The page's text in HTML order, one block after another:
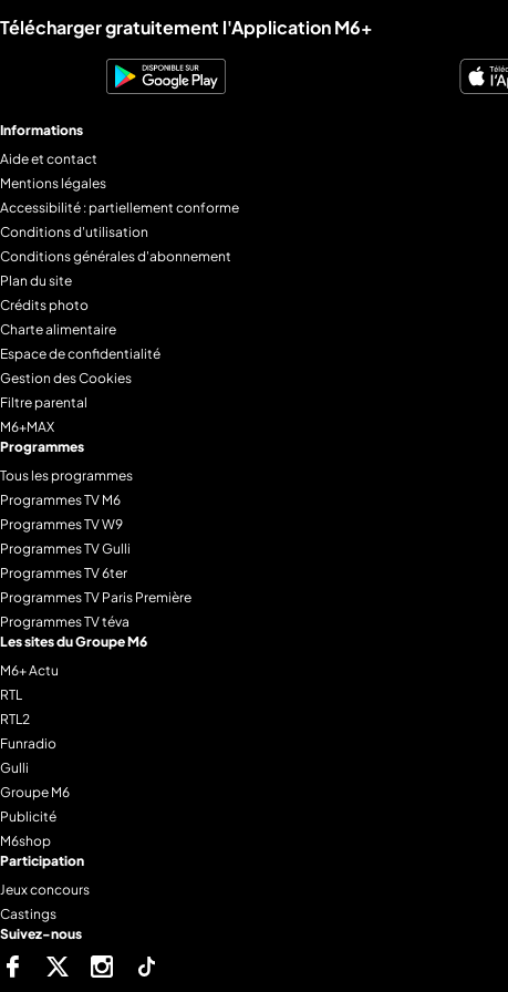
Liens utiles M6+.
Télécharger gratuitement l'Application M6+
Informations
Aide et contact
Mentions légales
Accessibilité : partiellement conforme
Conditions d'utilisation
Conditions générales d'abonnement
Plan du site
Crédits photo
Charte alimentaire
Espace de confidentialité
Gestion des Cookies
Filtre parental
M6+MAX
Programmes
Tous les programmes
Programmes TV M6
Programmes TV W9
Programmes TV Gulli
Programmes TV 6ter
Programmes TV Paris Première
Programmes TV téva
Les sites du Groupe M6
M6+ Actu
RTL
RTL2
Funradio
Gulli
Groupe M6
Publicité
M6shop
Participation
Jeux concours
Castings
Suivez-nous
FacebookTwitter Instagram